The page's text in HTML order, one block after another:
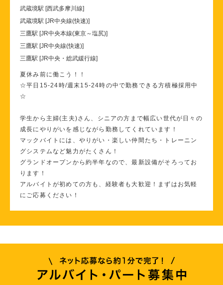
武蔵境駅 [西武多摩川線]
武蔵境駅 [JR中央線(快速)]
三鷹駅 [JR中央本線(東京～塩尻)]
三鷹駅 [JR中央線(快速)]
三鷹駅 [JR中央・総武緩行線]
夏休み前に働こう！！
☆平日15-24時/週末15-24時の中で勤務できる方積極採用中
☆
学生から主婦(主夫)さん、シニアの方まで幅広い世代が日々の
成長にやりがいを感じながら勤務してくれています！
マックバイトには、やりがい・楽しい仲間たち・トレーニン
グシステムなど魅力がたくさん！
グランドオープンから約半年なので、最新設備がそろってお
ります！
アルバイトが初めての方も、経験者も大歓迎！まずはお気軽
にご応募ください！